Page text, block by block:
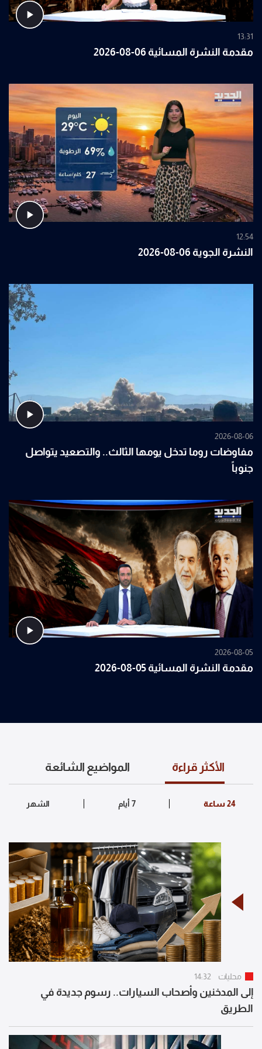
13:31
مقدمة النشرة المسائية 06-08-2026
12:54
النشرة الجوية 06-08-2026
2026-08-06
مفاوضات روما تدخل يومها الثالث.. والتصعيد يتواصل
جنوباً
2026-08-05
مقدمة النشرة المسائية 05-08-2026
الأكثر قراءة المواضيع الشائعة
محليات 14:32
إلى المدخنين وأصحاب السيارات.. رسوم جديدة في
الطريق